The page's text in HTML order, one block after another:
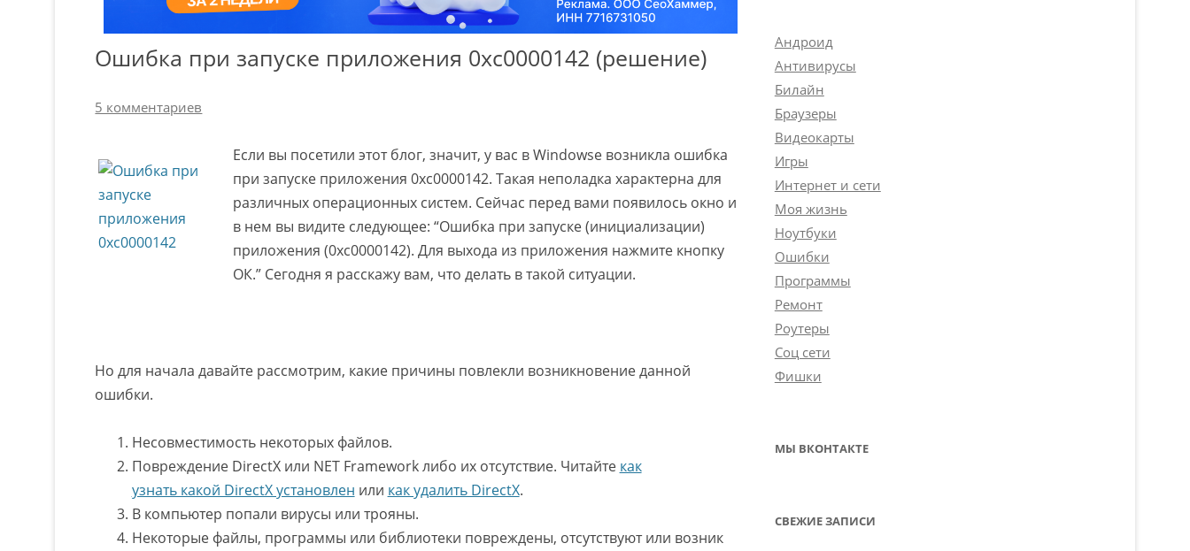
Ошибка при запуске приложения 0xc0000142 (решение)
5 комментариев
Если вы посетили этот блог, значит, у вас в Windowsе возникла ошибка
при запуске приложения 0xc0000142. Такая неполадка характерна для
различных операционных систем. Сейчас перед вами появилось окно и
в нем вы видите следующее: “Ошибка при запуске (инициализации)
приложения (0xc0000142). Для выхода из приложения нажмите кнопку
ОК.” Сегодня я расскажу вам, что делать в такой ситуации.
Но для начала давайте рассмотрим, какие причины повлекли возникновение данной
ошибки.
Несовместимость некоторых файлов.
Повреждение DirectX или NET Framework либо их отсутствие. Читайте как
узнать какой DirectX установлен или как удалить DirectX.
В компьютер попали вирусы или трояны.
Некоторые файлы, программы или библиотеки повреждены, отсутствуют или возник
Андроид
Антивирусы
Билайн
Браузеры
Видеокарты
Игры
Интернет и сети
Моя жизнь
Ноутбуки
Ошибки
Программы
Ремонт
Роутеры
Соц сети
Фишки
МЫ ВКОНТАКТЕ
СВЕЖИЕ ЗАПИСИ